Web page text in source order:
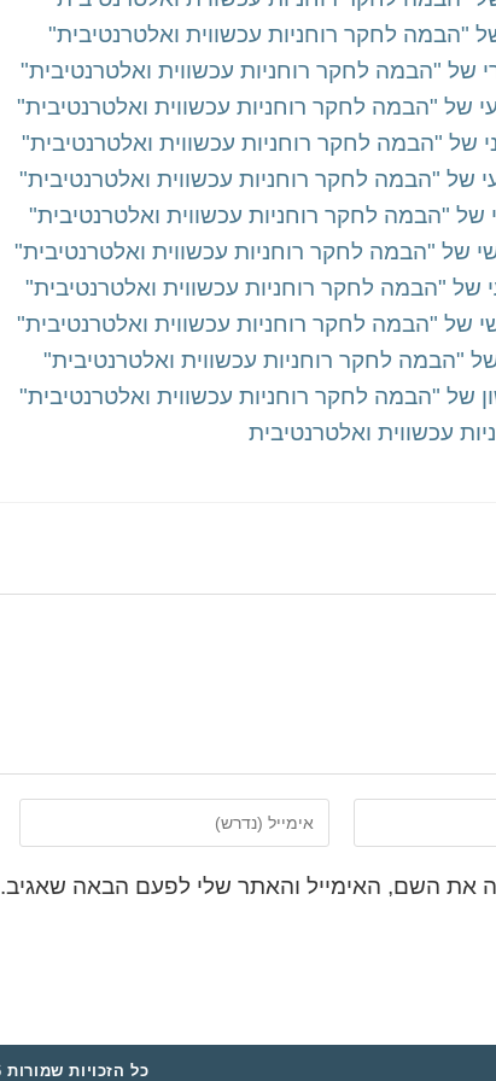
של "הבמה לחקר רוחניות עכשווית ואלטרנטיבית"
של "הבמה לחקר רוחניות עכשווית ואלטרנטיבית"
של "הבמה לחקר רוחניות עכשווית ואלטרנטיבית"
של "הבמה לחקר רוחניות עכשווית ואלטרנטיבית"
של "הבמה לחקר רוחניות עכשווית ואלטרנטיבית"
של "הבמה לחקר רוחניות עכשווית ואלטרנטיבית"
של "הבמה לחקר רוחניות עכשווית ואלטרנטיבית"
של "הבמה לחקר רוחניות עכשווית ואלטרנטיבית"
"הבמה לחקר רוחניות עכשווית ואלטרנטיבית"
של "הבמה לחקר רוחניות עכשווית ואלטרנטיבית"
עכשווית ואלטרנטיבית
את השם, האימייל והאתר שלי לפעם הבאה שאגיב.
כל הזכויות שמורות 2026 - מריאנה רוח-מדבר שפירא